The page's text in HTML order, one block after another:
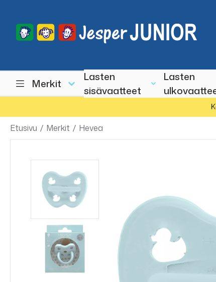
Merkit
Lasten
sisävaatteet
Lasten
Etusivu / Merkit / Hevea